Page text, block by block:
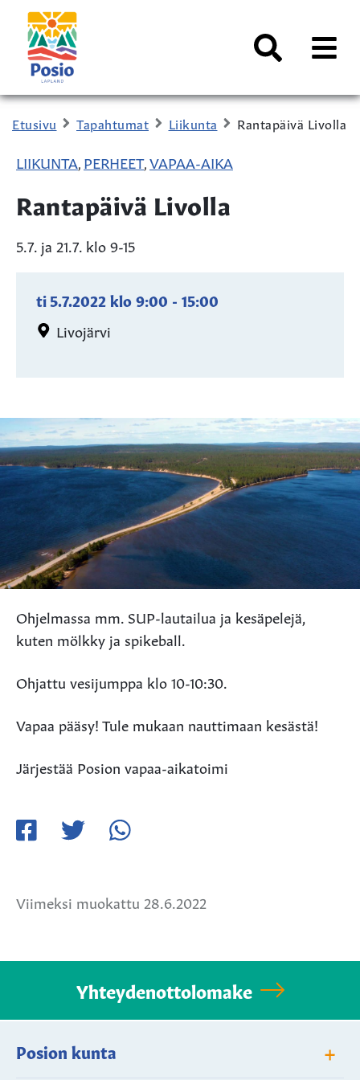
Siirry sisältöön
Kaupungin
logo
AVAA
Etusivu Tapahtumat Liikunta Rantapäivä Livolla
LIIKUNTA PERHEET, VAPAA-AIKA
Rantapäivä Livolla
5.7. ja 21.7. klo 9-15
ti 5.7.2022 klo9:00 - 15:00
Livojärvi
Ohjelmassa mm. SUP-lautailua ja kesäpelejä,
kuten mölkky ja spikeball.
Ohjattu vesijumppa klo 10-10:30.
Vapaa pääsy! Tule mukaan nauttimaan kesästä!
Järjestää Posion vapaa-aikatoimi
Viimeksi muokattu 28.6.2022
Yhteydenottolomake
Posion kunta +